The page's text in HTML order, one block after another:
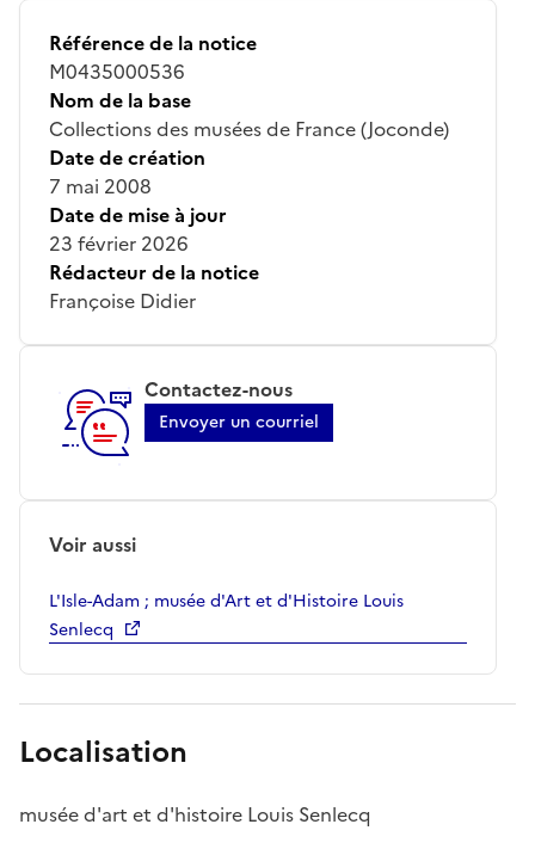
Référence de la notice
M0435000536
Nom de la base
Collections des musées de France (Joconde)
Date de création
7 mai 2008
Date de mise à jour
23 février 2026
Rédacteur de la notice
Françoise Didier
Contactez-nous
Envoyer un courriel
Voir aussi
L'Isle-Adam ; musée d'Art et d'Histoire Louis
Senlecq
Localisation
musée d'art et d'histoire Louis Senlecq